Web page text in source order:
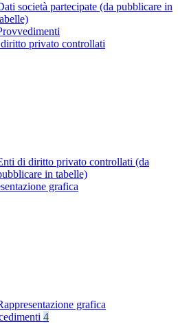
società partecipate (da pubblicare in
privato controllati
di diritto privato controllati (da
in tabelle)
grafica
grafica
4